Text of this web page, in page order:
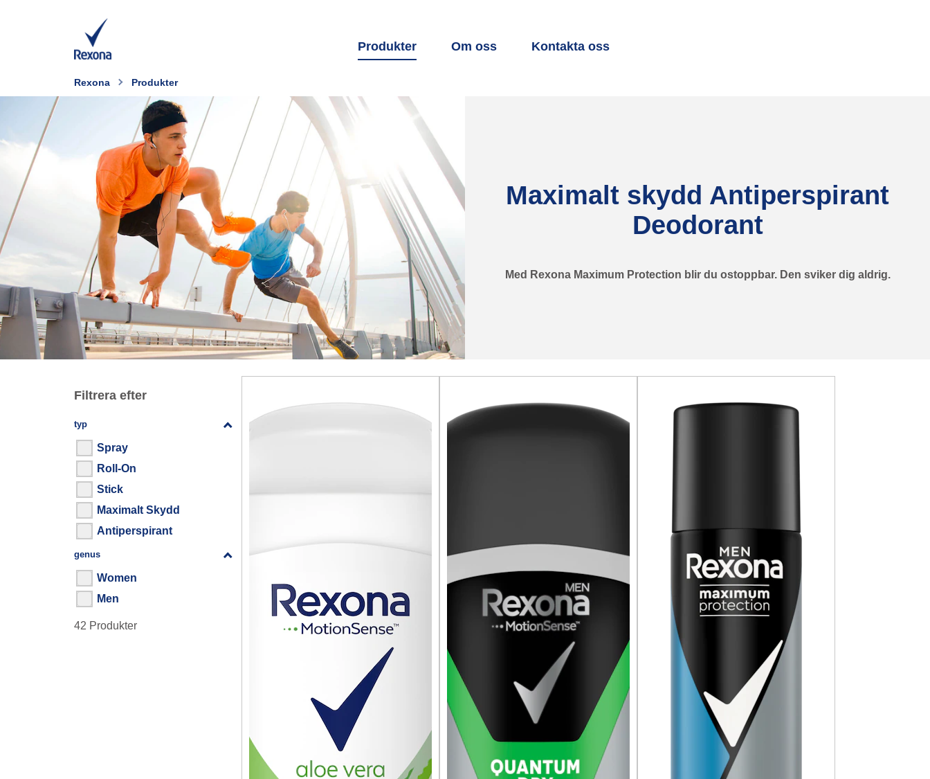
Produkter Om oss Kontakta oss
Rexona Produkter
Maximalt skydd Antiperspirant
Deodorant
Med Rexona Maximum Protection blir du ostoppbar. Den sviker dig aldrig.
Filtrera efter
typFiltrera efter
Spray
Roll-On
Stick
Maximalt Skydd
Antiperspirant
genusFiltrera efter
Women
Men
42 Produkter